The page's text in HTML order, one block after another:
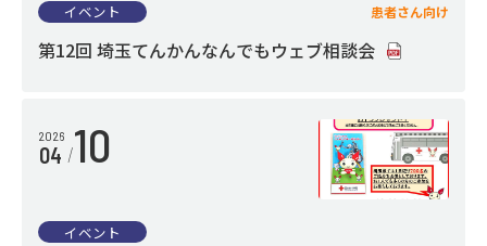
イベント 患者さん向け
第12回 埼玉てんかんなんでもウェブ相談会
2026
04 10
イベント
人間ドックのご案内
医療機関の方へ